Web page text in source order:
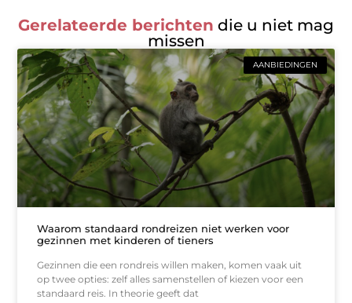
Gerelateerde berichten die u niet mag
missen
AANBIEDINGEN
Waarom standaard rondreizen niet werken voor
gezinnen met kinderen of tieners
Gezinnen die een rondreis willen maken, komen vaak uit
op twee opties: zelf alles samenstellen of kiezen voor een
standaard reis. In theorie geeft dat